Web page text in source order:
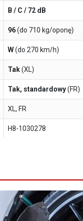
B / C / 72 dB
96(do 710 kg/oponę)
W(do 270 km/h)
Tak(XL)
Tak, standardowy(FR)
XL, FR
H8-1030278